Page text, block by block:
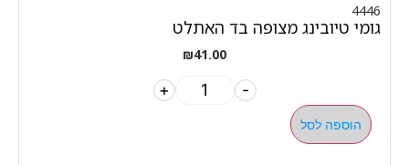
4446
גומי טיובינג מצופה בד האתלט
₪41.00
-
+
הוספה לסל